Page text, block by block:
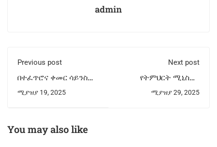
admin
Previous post
በተፈጥሮና ቀመር ሳይንስ
ወርክሾፕ ተካሄደ
ሚያዝያ 19, 2025
Next post
የትምህርት ሚኒስቴር
ዩኒቨርሲቲን የቁልፍ አፈፃፀም
ሚያዝያ 29, 2025
You may also like